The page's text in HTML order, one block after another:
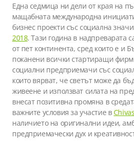
Една седмица ни дели от края на първия етап на най-
мащабната международна
бизнес проекти със социална
2018. Тази година в надпреварата
от пет континента, сред които е и
поканени всички стартиращи
социални предприемачи със
които вярват, че светът може да
живеене и използват силата на
внесат позитивна промяна в
важните условия за участие в
наличието на оригинални идеи,
предприемачески дух и